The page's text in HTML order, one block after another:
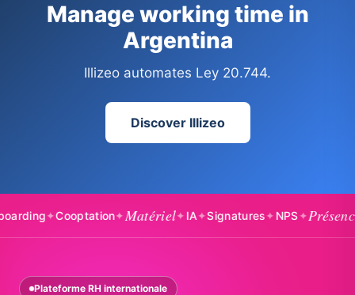
Manage working time in
Argentina
Illizeo automates Ley 20.744.
Discover Illizeo
✦Cooptation✦Matériel✦IA✦Signatures✦NPS✦Présences✦
Plateforme RH internationale